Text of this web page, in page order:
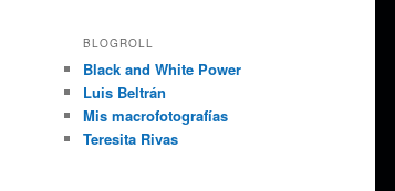
BLOGROLL
Black and White Power
Luis Beltrán
Mis macrofotografías
Teresita Rivas